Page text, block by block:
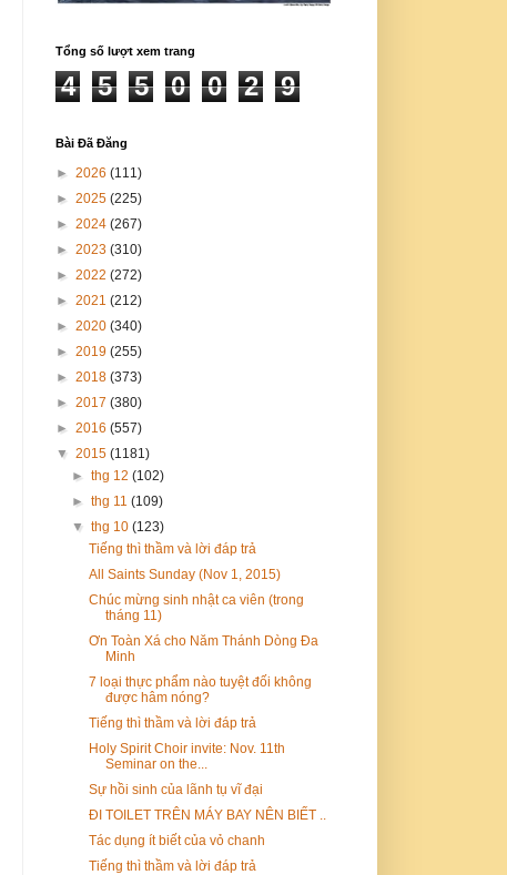
Tổng số lượt xem trang
4 5 5 0 0 2 9
Bài Đã Đăng
► 2026 (111)
► 2025 (225)
► 2024 (267)
► 2023 (310)
► 2022 (272)
► 2021 (212)
► 2020 (340)
► 2019 (255)
► 2018 (373)
► 2017 (380)
► 2016 (557)
▼ 2015 (1181)
►thg 12(102)
►thg 11(109)
▼thg 10(123)
Tiếng thì thầm và lời đáp trả
All Saints Sunday (Nov 1, 2015)
Chúc mừng sinh nhật ca viên (trong
tháng 11)
Ơn Toàn Xá cho Năm Thánh Dòng Đa
Minh
7 loại thực phẩm nào tuyệt đối không
được hâm nóng?
Tiếng thì thầm và lời đáp trả
Holy Spirit Choir invite: Nov. 11th
Seminar on the...
Sự hồi sinh của lãnh tụ vĩ đại
ĐI TOILET TRÊN MÁY BAY NÊN BIẾT ..
Tác dụng ít biết của vỏ chanh
Tiếng thì thầm và lời đáp trả